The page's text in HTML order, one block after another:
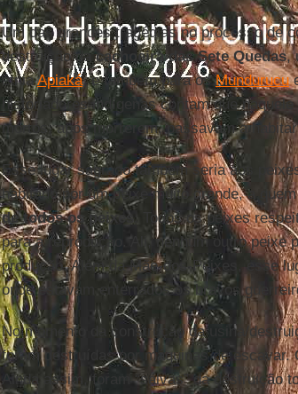
Um das grandes tragédias no processo de
destruição dacachoeira das Sete Quedas,
etniaApiaká, e também para osMundurucu
historiadores indígenas contam que
mortos; após morrerem, passavam a
Esse lugar sagrado também seria aos
habitado por um peixe muito grande, a
de todos os peixes. Todos os peixes
para a reprodução. Ali, nenhum outro peixe
produção. Além da Mãe-dos-Peixes, esse
onde estavam enterrados os bravos
No momento da construção da usina/
foram destruídas por máquinas de
Ainda assim, foram “salvas” da destruição